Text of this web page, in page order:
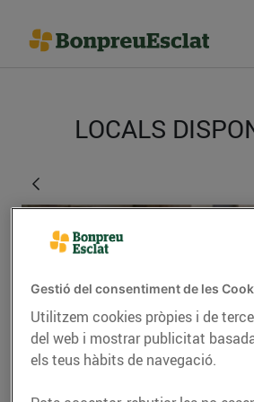
LOCALS
Manlleu
Gestió del consentiment de les
Utilitzem cookies pròpies i de
del web i mostrar publicitat
els teus hàbits de navegació.